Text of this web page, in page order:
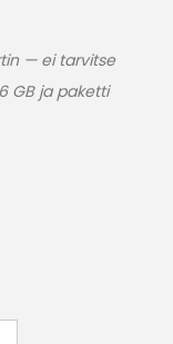
— ei tarvitse
GB ja paketti